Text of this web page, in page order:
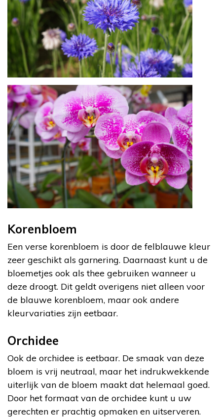
Korenbloem
Een verse korenbloem is door de felblauwe kleur
zeer geschikt als garnering. Daarnaast kunt u de
bloemetjes ook als thee gebruiken wanneer u
deze droogt. Dit geldt overigens niet alleen voor
de blauwe korenbloem, maar ook andere
kleurvariaties zijn eetbaar.
Orchidee
Ook de orchidee is eetbaar. De smaak van deze
bloem is vrij neutraal, maar het indrukwekkende
uiterlijk van de bloem maakt dat helemaal goed.
Door het formaat van de orchidee kunt u uw
gerechten er prachtig opmaken en uitserveren.